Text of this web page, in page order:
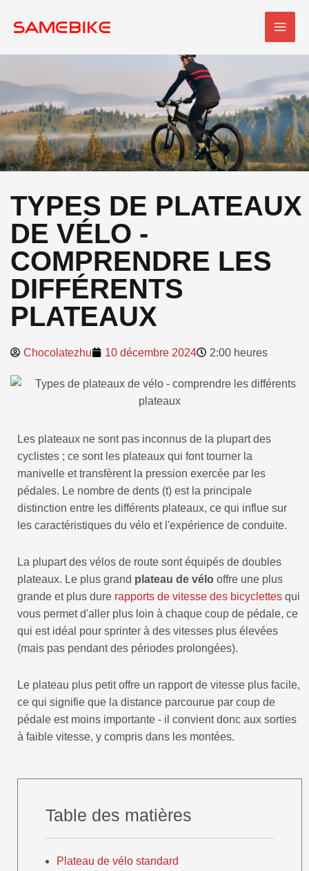
TYPES DE PLATEAUX
DE VÉLO -
COMPRENDRE LES
DIFFÉRENTS
PLATEAUX
Chocolatezhu 10 décembre 2024 2:00 heures
Les plateaux ne sont pas inconnus de la plupart des
cyclistes ; ce sont les plateaux qui font tourner la
manivelle et transfèrent la pression exercée par les
pédales. Le nombre de dents (t) est la principale
distinction entre les différents plateaux, ce qui influe sur
les caractéristiques du vélo et l'expérience de conduite.
La plupart des vélos de route sont équipés de doubles
plateaux. Le plus grand plateau de vélo offre une plus
grande et plus dure rapports de vitesse des bicyclettes qui
vous permet d'aller plus loin à chaque coup de pédale, ce
qui est idéal pour sprinter à des vitesses plus élevées
(mais pas pendant des périodes prolongées).
Le plateau plus petit offre un rapport de vitesse plus facile,
ce qui signifie que la distance parcourue par coup de
pédale est moins importante - il convient donc aux sorties
à faible vitesse, y compris dans les montées.
Table des matières
Plateau de vélo standard